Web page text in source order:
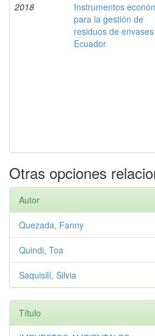
2018
Instrumentos
para la gestión de
residuos de
Ecuador
Otras opciones
Autor
Quezada, Fanny
Quindi, Toa
Saquisilí, Silvia
Título